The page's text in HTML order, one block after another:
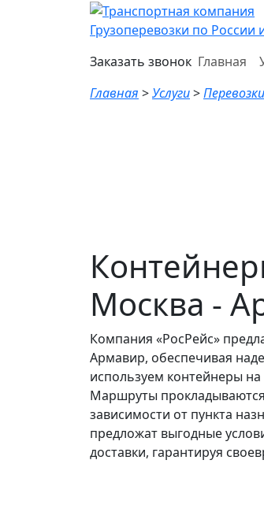
Грузоперевозки по России
Заказать звонок Главная
Главная >Услуги>
Москва -
Компания «РосРейс»
Армавир, обеспечивая
используем контейнеры на
Маршруты
зависимости от пункта
предложат выгодные
доставки, гарантируя